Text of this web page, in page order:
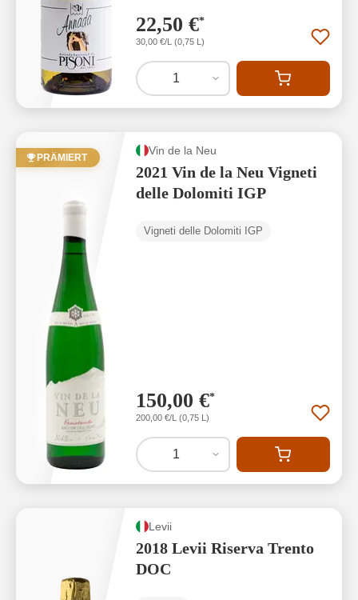
22,50 €*
30,00 €/L (0,75 L)
1
PRÄMIERT
Vin de la Neu
2021 Vin de la Neu Vigneti
delle Dolomiti IGP
Vigneti delle Dolomiti IGP
150,00 €*
200,00 €/L (0,75 L)
1
Levii
2018 Levii Riserva Trento
DOC